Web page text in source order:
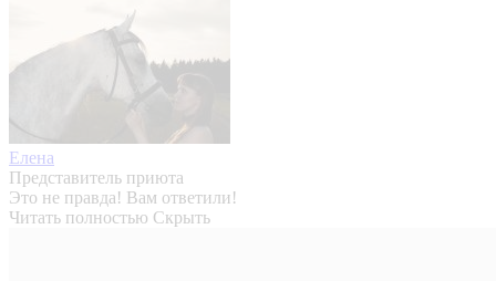
Елена
Представитель приюта
Это не правда! Вам ответили!
Читать полностью Скрыть